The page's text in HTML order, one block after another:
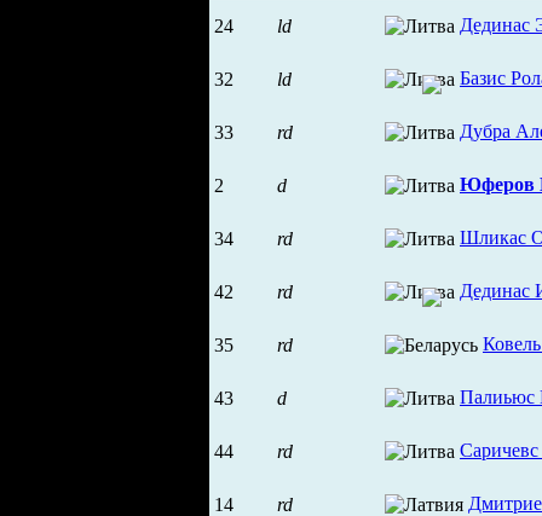
24 ld Дединас
32 ld Базис
33 rd Дубра
2 d Юферов
34 rd Шликас
42 rd Дединас
35 rd
43 d Палиьюс
44 rd
14 rd